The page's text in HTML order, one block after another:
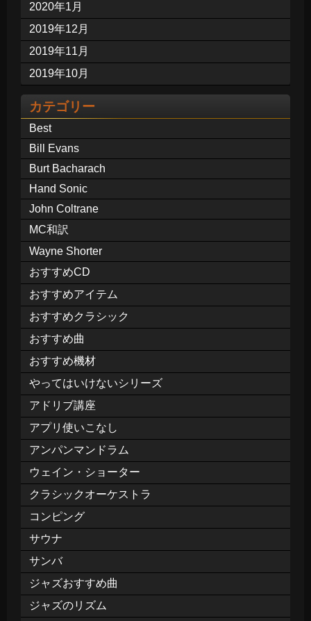
2020年1月
2019年12月
2019年11月
2019年10月
カテゴリー
Best
Bill Evans
Burt Bacharach
Hand Sonic
John Coltrane
MC和訳
Wayne Shorter
おすすめCD
おすすめアイテム
おすすめクラシック
おすすめ曲
おすすめ機材
やってはいけないシリーズ
アドリブ講座
アプリ使いこなし
アンパンマンドラム
ウェイン・ショーター
クラシックオーケストラ
コンピング
サウナ
サンバ
ジャズおすすめ曲
ジャズのリズム